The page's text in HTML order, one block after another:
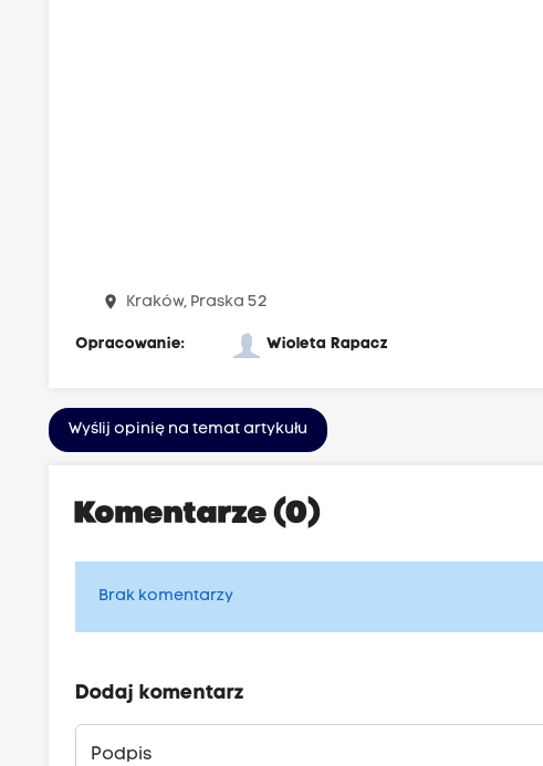
place Kraków, Praska 52
Opracowanie: Wioleta Rapacz
Wyślij opinię na temat artykułu
Komentarze (0)
Brak komentarzy
Dodaj komentarz
Podpis